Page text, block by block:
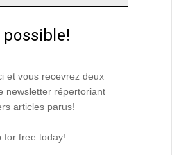
possible!
et vous recevrez deux
newsletter répertoriant
articles parus!
for free today!